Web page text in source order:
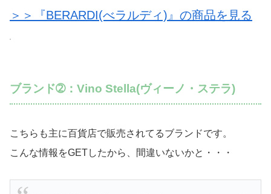
＞＞『BERARDI(べラルディ)』の商品を見る
ブランド➁：Vino Stella(ヴィーノ・ステラ)
こちらも主に百貨店で販売されてるブランドです。
こんな情報をGETしたから、間違いないかと・・・